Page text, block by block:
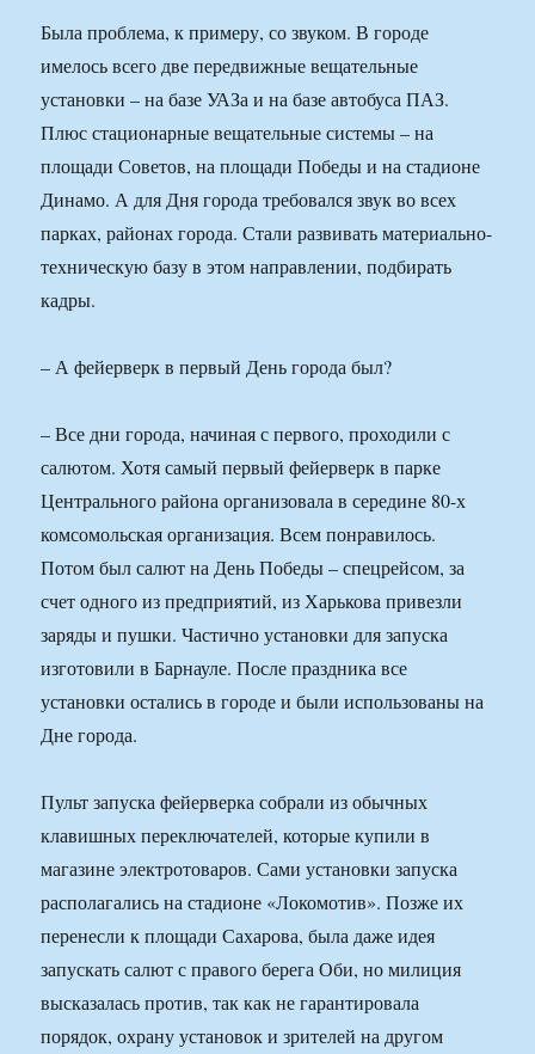
Была проблема, к примеру, со звуком. В городе
имелось всего две передвижные вещательные
установки – на базе УАЗа и на базе автобуса ПАЗ.
Плюс стационарные вещательные системы – на
площади Советов, на площади Победы и на стадионе
Динамо. А для Дня города требовался звук во всех
парках, районах города. Стали развивать материально-
техническую базу в этом направлении, подбирать
кадры.
– А фейерверк в первый День города был?
– Все дни города, начиная с первого, проходили с
салютом. Хотя самый первый фейерверк в парке
Центрального района организовала в середине 80-х
комсомольская организация. Всем понравилось.
Потом был салют на День Победы – спецрейсом, за
счет одного из предприятий, из Харькова привезли
заряды и пушки. Частично установки для запуска
изготовили в Барнауле. После праздника все
установки остались в городе и были использованы на
Дне города.
Пульт запуска фейерверка собрали из обычных
клавишных переключателей, которые купили в
магазине электротоваров. Сами установки запуска
располагались на стадионе «Локомотив». Позже их
перенесли к площади Сахарова, была даже идея
запускать салют с правого берега Оби, но милиция
высказалась против, так как не гарантировала
порядок, охрану установок и зрителей на другом